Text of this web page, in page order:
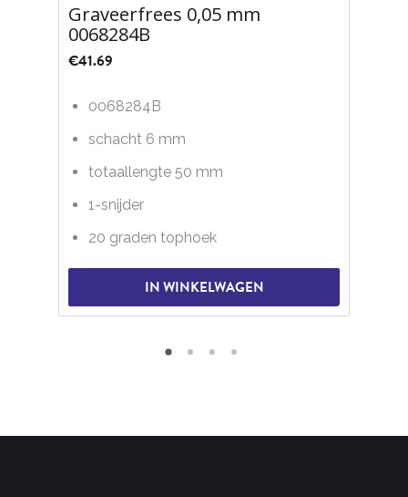
Graveerfrees 0,05 mm
0068284B
€41.69
0068284B
schacht 6 mm
totaallengte 50 mm
1-snijder
20 graden tophoek
IN WINKELWAGEN